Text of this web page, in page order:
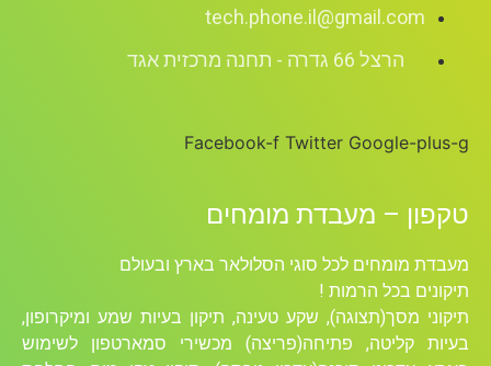
tech.phone.il@gmail.com
הרצל 66 גדרה - תחנה מרכזית אגד
Facebook-f Twitter Google-plus-g
טקפון – מעבדת מומחים
מעבדת מומחים לכל סוגי הסלולאר בארץ ובעולם
תיקונים בכל הרמות !
תיקוני מסך(תצוגה), שקע טעינה, תיקון בעיות שמע ומיקרופון,
בעיות קליטה, פתיחה(פריצה) מכשירי סמארטפון לשימוש